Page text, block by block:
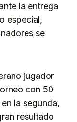
la entrega
especial,
se
jugador
con 50
la segunda,
resultado